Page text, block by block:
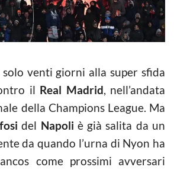
venti giorni alla super sfida
il Real Madrid, nell’andata
della Champions League. Ma
del Napoli è già salita da un
da quando l’urna di Nyon ha
come prossimi avversari